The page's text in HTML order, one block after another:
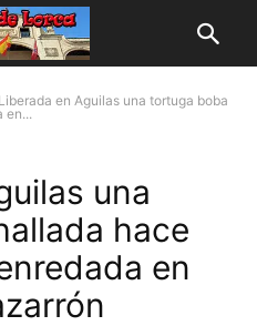
Liberada en Aguilas una tortuga boba
en...
una
hace
en